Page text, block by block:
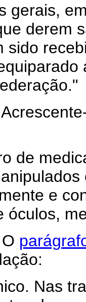
gerais,
derem
sido
de
e
óculos,
Nas